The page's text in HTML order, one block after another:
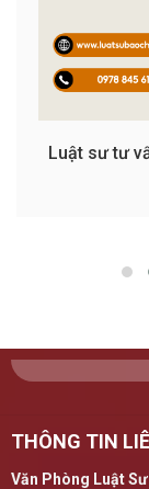
Luật sư tư
THÔNG TIN
Văn Phòng Luật